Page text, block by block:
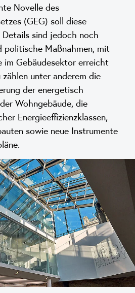
Novelle des
(GEG) soll diese
Details sind jedoch noch
politische Maßnahmen, mit
im Gebäudesektor erreicht
unter anderem die
der energetisch
Wohngebäude, die
Energieeffizienzklassen,
sowie neue Instrumente